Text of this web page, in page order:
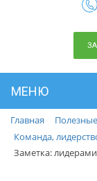
МЕНЮ
Главная
Команда,
Заметка: